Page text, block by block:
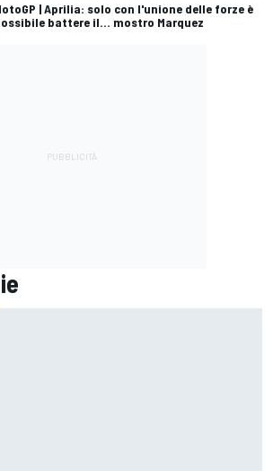
| Aprilia: solo con l'unione delle forze è
battere il... mostro Marquez